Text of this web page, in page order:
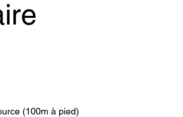
(100m à pied)